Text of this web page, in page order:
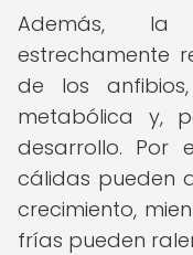
Además, la
estrechamente
de los
metabólica y,
desarrollo. Por
cálidas pueden
crecimiento,
frías pueden